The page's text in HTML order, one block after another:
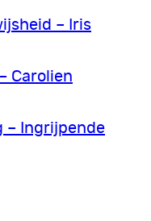
– Iris
Carolien
– Ingrijpende